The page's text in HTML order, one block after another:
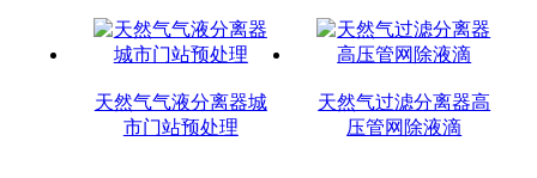
天然气气液分离器城
市门站预处理
天然气过滤分离器高
压管网除液滴